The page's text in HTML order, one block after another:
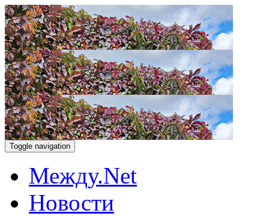
Toggle navigation
Между.Net
Новости